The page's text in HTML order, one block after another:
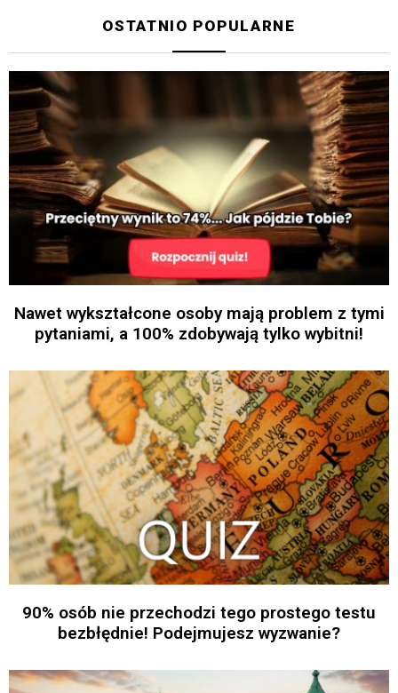
OSTATNIO POPULARNE
Nawet wykształcone osoby mają problem z tymi
pytaniami, a 100% zdobywają tylko wybitni!
90% osób nie przechodzi tego prostego testu
bezbłędnie! Podejmujesz wyzwanie?